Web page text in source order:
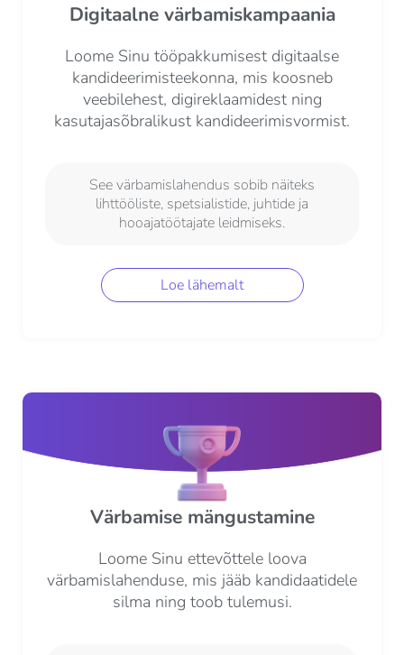
Digitaalne värbamiskampaania
Loome Sinu tööpakkumisest digitaalse
kandideerimisteekonna, mis koosneb
veebilehest, digireklaamidest ning
kasutajasõbralikust kandideerimisvormist.
See värbamislahendus sobib näiteks
lihttööliste, spetsialistide, juhtide ja
hooajatöötajate leidmiseks.
Loe lähemalt
Värbamise mängustamine
Loome Sinu ettevõttele loova
värbamislahenduse, mis jääb kandidaatidele
silma ning toob tulemusi.